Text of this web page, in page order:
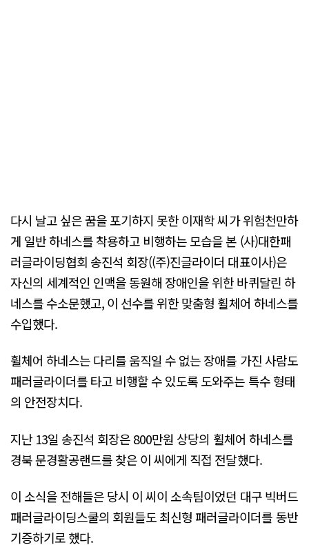
다시 날고 싶은 꿈을 포기하지 못한 이재학 씨가 위험천만하
게 일반 하네스를 착용하고 비행하는 모습을 본 (사)대한패
러글라이딩협회 송진석 회장((주)진글라이더 대표이사)은
자신의 세계적인 인맥을 동원해 장애인을 위한 바퀴달린 하
네스를 수소문했고, 이 선수를 위한 맞춤형 휠체어 하네스를
수입했다.
휠체어 하네스는 다리를 움직일 수 없는 장애를 가진 사람도
패러글라이더를 타고 비행할 수 있도록 도와주는 특수 형태
의 안전장치다.
지난 13일 송진석 회장은 800만원 상당의 휠체어 하네스를
경북 문경활공랜드를 찾은 이 씨에게 직접 전달했다.
이 소식을 전해들은 당시 이 씨이 소속팀이었던 대구 빅버드
패러글라이딩스쿨의 회원들도 최신형 패러글라이더를 동반
기증하기로 했다.